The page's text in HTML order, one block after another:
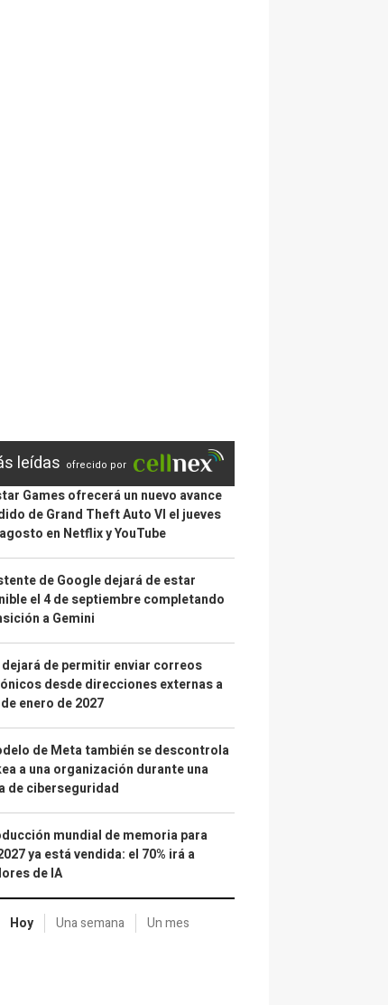
leídas ofrecido por
Games ofrecerá un nuevo avance
de Grand Theft Auto VI el jueves
en Netflix y YouTube
de Google dejará de estar
el 4 de septiembre completando
a Gemini
dejará de permitir enviar correos
desde direcciones externas a
enero de 2027
de Meta también se descontrola
a una organización durante una
de ciberseguridad
mundial de memoria para
ya está vendida: el 70% irá a
de IA
Hoy Una semana Un mes